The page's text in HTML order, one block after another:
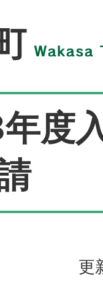
度
更